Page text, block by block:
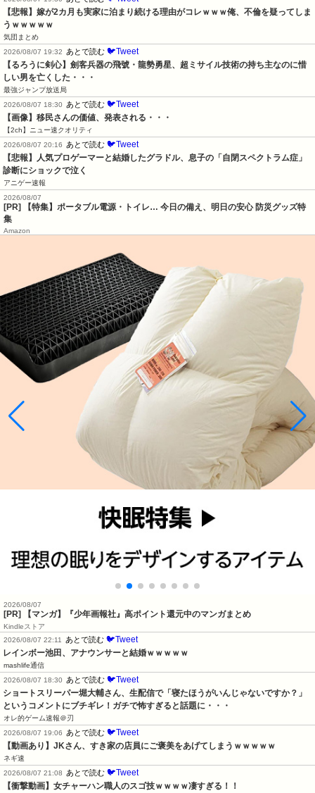
【悲報】嫁が2カ月も実家に泊まり続ける理由がコレｗｗｗ俺、不倫を疑ってしま
うｗｗｗｗｗ
気団まとめ
2026/08/07 19:32
あとで読む 🐦Tweet
【るろうに剣心】劍客兵器の飛號・龍勢勇星、超ミサイル技術の持ち主なのに惜
しい男を亡くした・・・
最強ジャンプ放送局
2026/08/07 18:30
あとで読む 🐦Tweet
【画像】移民さんの価値、発表される・・・
【2ch】ニュー速クオリティ
2026/08/07 20:16
あとで読む 🐦Tweet
【悲報】人気プロゲーマーと結婚したグラドル、息子の「自閉スペクトラム症」
診断にショックで泣く
アニゲー速報
2026/08/07
[PR] 【特集】ポータブル電源・トイレ… 今日の備え、明日の安心 防災グッズ特
集
Amazon
2026/08/07
[PR] 【マンガ】『少年画報社』高ポイント還元中のマンガまとめ
Kindleストア
2026/08/07 22:11
あとで読む 🐦Tweet
レインボー池田、アナウンサーと結婚ｗｗｗｗｗ
mashlife通信
2026/08/07 18:30
あとで読む 🐦Tweet
ショートスリーパー堀大輔さん、生配信で「寝たほうがいんじゃないですか？」
というコメントにブチギレ！ガチで怖すぎると話題に・・・
オレ的ゲーム速報＠刃
2026/08/07 19:06
あとで読む 🐦Tweet
【動画あり】JKさん、すき家の店員にご褒美をあげてしまうｗｗｗｗｗ
ネギ速
2026/08/07 21:08
あとで読む 🐦Tweet
【衝撃動画】女チャーハン職人のスゴ技ｗｗｗｗ凄すぎる！！